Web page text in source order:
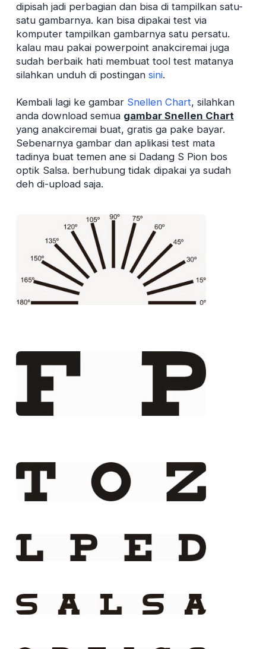
dipisah jadi perbagian dan bisa di tampilkan satu-
satu gambarnya. kan bisa dipakai test via
komputer tampilkan gambarnya satu persatu.
kalau mau pakai powerpoint anakciremai juga
sudah berbaik hati membuat tool test matanya
silahkan unduh di postingan sini.
Kembali lagi ke gambar Snellen Chart, silahkan
anda download semua gambar Snellen Chart
yang anakciremai buat, gratis ga pake bayar.
Sebenarnya gambar dan aplikasi test mata
tadinya buat temen ane si Dadang S Pion bos
optik Salsa. berhubung tidak dipakai ya sudah
deh di-upload saja.